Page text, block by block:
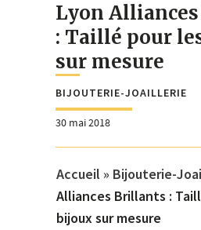
Lyon
: Taillé pour
sur mesure
BIJOUTERIE-JOAILLERIE
30 mai 2018
Accueil » Bijouterie-
Alliances Brillants :
bijoux sur mesure